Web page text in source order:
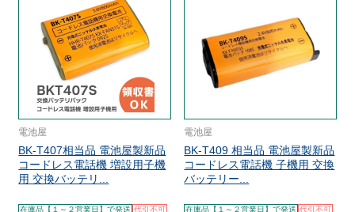
電池屋
BK-T407相当品 電池屋製新品
コードレス電話機 増設用子機
用 交換バッテリ...
在庫品【１～２営業日】で発送 代引不可
電池屋
BK-T409 相当品 電池屋製新品
コードレス電話機 子機用 交換
バッテリー...
在庫品【１～２営業日】で発送 代引不可